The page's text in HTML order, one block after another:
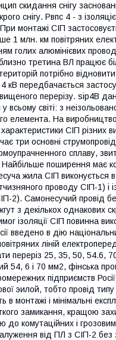
скидання снігу
снігу. Рвпс 4 - з
монтажі СІП
1 млн. км повітряних
голих алюмінієвих
третина ВЛ працює
потрібно
передбачається
перерізу. ѕір4В
всьому світі: з
елемента. На
СІП різних
три основні
сплаву,
поширення має
жила СІП виконується
проводу СІП-1) і
2). Самонесучий провід
з декількох однакових
ізоляції СІП повинна
введено в дію
ліній
переріз 25, 35, 50, 54.6,
54, 6 і 70 мм2, фінська
підприємств
эилой, тобто провід
в монтажі і мінімальні
замикання, кращою
до комутаційних і
від ПЛ з СІП-2 без